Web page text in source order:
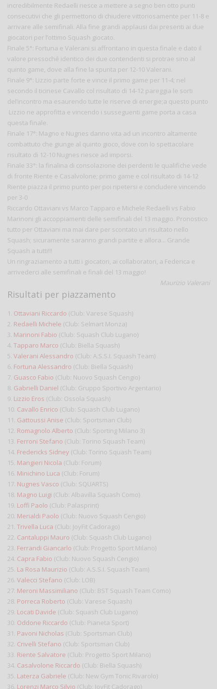
incredibilmente Redaelli riesce a mettere a segno ben otto punti
consecutivi che gli permettono di chiudere vittoriosamente per 11-8 e
arrivare alle semifinali. Alla fine grandi applausi dai presenti ai due
giocatori per l’ottimo Squash giocato.
Finale 5°: Fortuna e Valerani si affrontano in questa finale e dato il
valore pressoché identico dei due contendenti si protrae sino al
quinto game, dove alla fine la spunta per 12-10 Valerani.
Finale 9°: Lizzio parte forte e vince il primo game per 11-4; nel
secondo il ticinese Cavallo col risultato di 14-12 pareggia le sorti
del’incontro ma esaurendo tutte le riserve di energie;a questo punto
Lizzio ne approfitta e vincendo i susseguenti game porta a casa
questa finale.
Finale 17°: Magno e Nugnes danno vita ad un incontro altamente
combattuto che giunge al quinto gioco, dove con lo spettacolare
risultato di 12-10 Nugnes riesce ad imporsi.
Finale 33°: la finalina di consolazione dei perdenti le qualifiche vede
di fronte Riente e Casalvolone; primo game e col risultato di 14-12
Riente piazza il primo punto per poi ripetersi e concludere vincendo
per 3-0
Riccardo Ottaviani vs Marco Tapparo e Michele Redaelli vs Fabio
Marinoni gli accoppiamenti delle semifinali del 13 maggio. Pronostico
tutto per Ottaviani ma mai dare per scontato un risultato nello
Squash; sicuramente saranno grandi partite e allora... Grande
Squash a tutti!!!
Un ringraziamento a tutti i giocatori, ai collaboratori, a Federica e
arrivederci alle semifinali e finali del 13 maggio!
Maurizio Valerani
Risultati per piazzamento
1. Ottaviani Riccardo (Club: Varese Squash)
2. Redaelli Michele (Club: Selmart Monza)
3. Marinoni Fabio (Club: Squash Club Lugano)
4. Tapparo Marco (Club: Biella Squash)
5. Valerani Alessandro (Club: A.S.S.I. Squash Team)
6. Fortuna Alessandro (Club: Biella Squash)
7. Guasco Fabio (Club: Nuovo Squash Cengio)
8. Gabrielli Daniel (Club: Gruppo Sportivo Argentario)
9. Lizzio Eros (Club: Ossola Squash)
10. Cavallo Enrico (Club: Squash Club Lugano)
11. Gattoussi Anise (Club: Sportsman Club)
12. Romagnolo Alberto (Club: Sporting Milano 3)
13. Ferroni Stefano (Club: Torino Squash Team)
14. Fredericks Sidney (Club: Torino Squash Team)
15. Mangieri Nicola (Club: Forum)
16. Minichino Luca (Club: Forum)
17. Nugnes Vasco (Club: SQUARTS)
18. Magno Luigi (Club: Albavilla Squash Como)
19. Loffi Paolo (Club: Palasprint)
20. Merialdi Paolo (Club: Nuovo Squash Cengio)
21. Trivella Luca (Club: JoyFit Cadorago)
22. Cantaluppi Mauro (Club: Squash Club Lugano)
23. Ferrandi Giancarlo (Club: Progetto Sport Milano)
24. Capra Fabio (Club: Nuovo Squash Cengio)
25. La Rosa Maurizio (Club: A.S.S.I. Squash Team)
26. Valecci Stefano (Club: LOB)
27. Meroni Massimiliano (Club: BST Squash Team Como)
28. Porreca Roberto (Club: Varese Squash)
29. Locati Davide (Club: Squash Club Lugano)
30. Oddone Riccardo (Club: Pianeta Sport)
31. Pavoni Nicholas (Club: Sportsman Club)
32. Crivelli Stefano (Club: Sportsman Club)
33. Riente Salvatore (Club: Progetto Sport Milano)
34. Casalvolone Riccardo (Club: Biella Squash)
35. Laterza Gabriele (Club: New Gym Tonic Rivarolo)
36. Lorenzi Marco Silvio (Club: JoyFit Cadorago)